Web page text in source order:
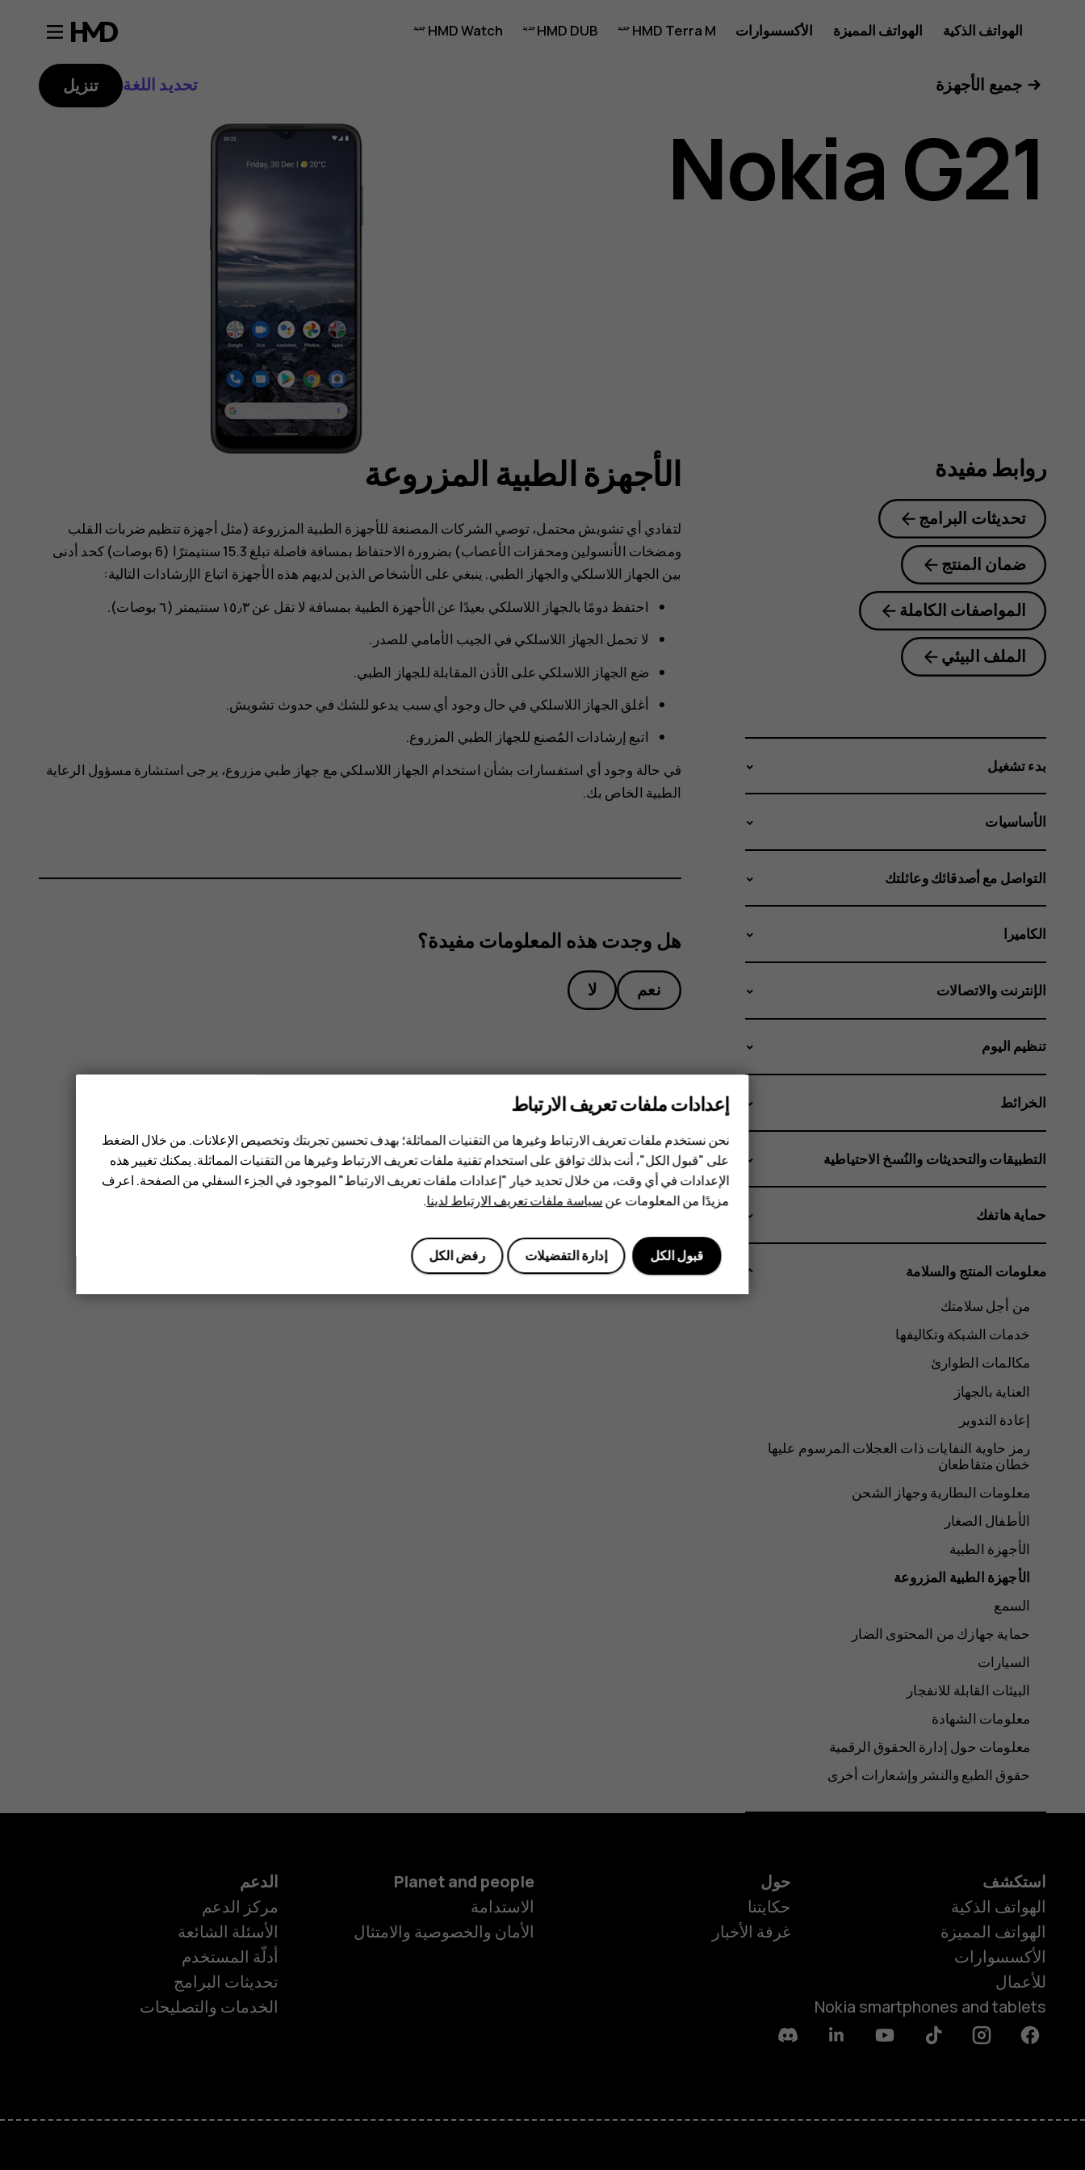
دليل
مستخدم
Nokia
الهواتف الذكية الهواتف المميزة الأكسسوارات HMD Terra M
HMD DUB
HMD Watch
الهواتف الذكية
HMD Terra M
جميع الأجهزة تحديد اللغة تنزيل
Nokia G21
الأجهزة الطبية المزروعة
لتفادي أي تشويش محتمل، توصي الشركات المصنعة للأجهزة الطبية المزروعة (مثل أجهزة تنظيم ضربات القلب
ومضخات الأنسولين ومحفزات الأعصاب) بضرورة الاحتفاظ بمسافة فاصلة تبلغ 15.3 سنتيمترًا (6 بوصات) كحد أدنى
بين الجهاز اللاسلكي والجهاز الطبي. ينبغي على الأشخاص الذين لديهم هذه الأجهزة اتباع الإرشادات التالية:
احتفظ دومًا بالجهاز اللاسلكي بعيدًا عن الأجهزة الطبية بمسافة لا تقل عن ١٥٫٣ سنتيمتر (٦ بوصات).
لا تحمل الجهاز اللاسلكي في الجيب الأمامي للصدر.
ضع الجهاز اللاسلكي على الأذن المقابلة للجهاز الطبي.
أغلق الجهاز اللاسلكي في حال وجود أي سبب يدعو للشك في حدوث تشويش.
اتبع إرشادات المُصنع للجهاز الطبي المزروع.
في حالة وجود أي استفسارات بشأن استخدام الجهاز اللاسلكي مع جهاز طبي مزروع، يرجى استشارة مسؤول الرعاية
الطبية الخاص بك.
هل وجدت هذه المعلومات مفيدة؟
نعم لا
روابط مفيدة
تحديثات البرامج
ضمان المنتج
المواصفات الكاملة
الملف البيئي
بدء تشغيل
الأساسيات
التواصل مع أصدقائك وعائلتك
الكاميرا
الإنترنت والاتصالات
تنظيم اليوم
الخرائط
التطبيقات والتحديثات والنُسخ الاحتياطية
حماية هاتفك
معلومات المنتج والسلامة
من أجل سلامتك
خدمات الشبكة وتكاليفها
مكالمات الطوارئ
العناية بالجهاز
إعادة التدوير
رمز حاوية النفايات ذات العجلات المرسوم عليها
خطان متقاطعان
معلومات البطارية وجهاز الشحن
الأطفال الصغار
الأجهزة الطبية
الأجهزة الطبية المزروعة
السمع
حماية جهازك من المحتوى الضار
السيارات
البيئات القابلة للانفجار
معلومات الشهادة
معلومات حول إدارة الحقوق الرقمية
حقوق الطبع والنشر وإشعارات أخرى
استكشف
الهواتف الذكية
الهواتف المميزة
الأكسسوارات
للأعمال
Nokia smartphones and tablets
حول
حكايتنا
غرفة الأخبار
Planet and people
الاستدامة
الأمان والخصوصية والامتثال
الدعم
مركز الدعم
الأسئلة الشائعة
أدلّة المستخدم
تحديثات البرامج
الخدمات والتصليحات
Facebook
Instagram
Tiktok
Youtube
Linkedin
Discord
إعدادات ملفات تعريف الارتباط
نحن نستخدم ملفات تعريف الارتباط وغيرها من التقنيات المماثلة؛ بهدف تحسين تجربتك وتخصيص الإعلانات. من خلال الضغط
على "قبول الكل"، أنت بذلك توافق على استخدام تقنية ملفات تعريف الارتباط وغيرها من التقنيات المماثلة. يمكنك تغيير هذه
الإعدادات في أي وقت، من خلال تحديد خيار "إعدادات ملفات تعريف الارتباط" الموجود في الجزء السفلي من الصفحة. اعرف
مزيدًا من المعلومات عنسياسة ملفات تعريف الارتباط لدينا.
رفض الكل إدارة التفضيلات قبول الكل